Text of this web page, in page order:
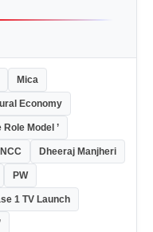
Mica
Economy
Model ’
NCC Dheeraj Manjheri
PW
1 TV Launch